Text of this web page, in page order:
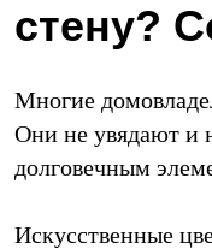
стену?
Многие
Они не увядают и
долговечным
Искусственные